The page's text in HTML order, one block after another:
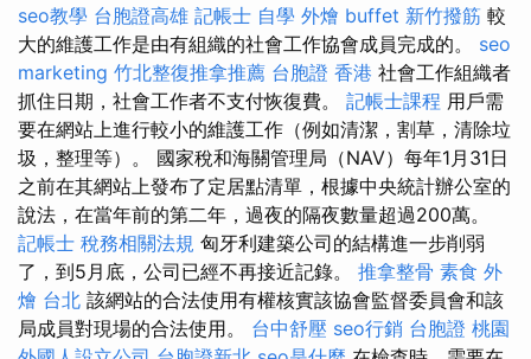
seo教學 台胞證高雄 記帳士 自學 外燴 buffet 新竹撥筋 較
大的維護工作是由有組織的社會工作協會成員完成的。 seo
marketing 竹北整復推拿推薦 台胞證 香港 社會工作組織者
抓住日期，社會工作者不支付恢復費。 記帳士課程 用戶需
要在網站上進行較小的維護工作（例如清潔，割草，清除垃
圾，整理等）。 國家稅和海關管理局（NAV）每年1月31日
之前在其網站上發布了定居點清單，根據中央統計辦公室的
說法，在當年前的第二年，過夜的隔夜數量超過200萬。
記帳士 稅務相關法規 匈牙利建築公司的結構進一步削弱
了，到5月底，公司已經不再接近記錄。 推拿整骨 素食 外
燴 台北 該網站的合法使用有權核實該協會監督委員會和該
局成員對現場的合法使用。 台中舒壓 seo行銷 台胞證 桃園